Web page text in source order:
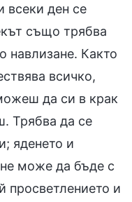
всеки ден се
също трябва
навлизане. Както
всичко,
да си в крак
Трябва да се
яденето и
може да бъде с
просветлението и